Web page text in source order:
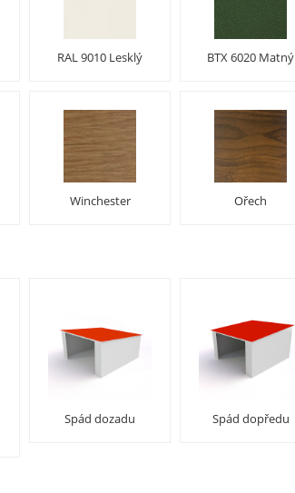
RAL 9010 Lesklý BTX 6020 Matný
Winchester Ořech
Spád dozadu Spád dopředu